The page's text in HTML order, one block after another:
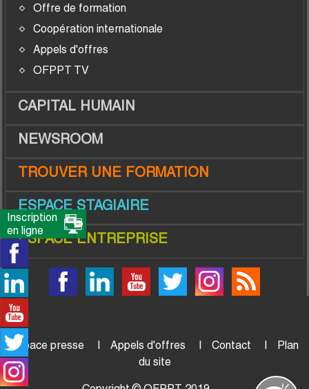
Offre de formation
Coopération internationale
Appels d'offres
OFPPT TV
CAPITAL HUMAIN
NEWSROOM
TROUVER UNE FORMATION
ESPACE STAGIAIRE
ESPACE ENTREPRISE
Espace presse Appels d'offres Contact
Plan
du site
Inscription
en ligne